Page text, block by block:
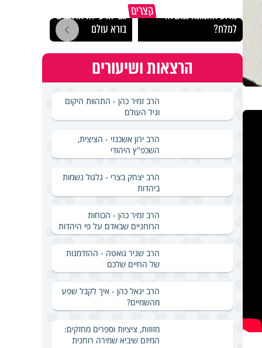
קצרים
מדוע האמונה נמשלה
למלח?
גם ׳הרע׳ זה הרחמים של
בורא עולם
הרצאות ושיעורים
הרב זמיר כהן - התהוות היקום
וגיל העולם
הרב ירון אשכנזי - הציצית,
השכפ"ץ היהודי
הרב יצחק בצרי - גלגול נשמות
ביהדות
הרב זמיר כהן - הכוחות
הרוחניים שבאדם על פי היהדות
הרב שניר גואטה - ההזדמנות
של החיים שלכם
הרב יגאל כהן - איך לקבל שפע
מהשמיים?
מזוזות, ציציות וספרים מחזקים:
המיזם שיביא שמירה רוחנית